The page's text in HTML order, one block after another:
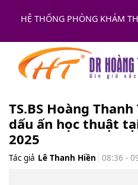
HỆ THỐNG PHÒNG KHÁM
TS.BS Hoàng
dấu ấn học thuật
2025
Tác giả Lê Thanh Hiền 08:36 -